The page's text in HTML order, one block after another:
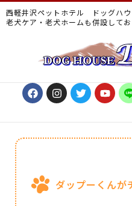
西軽井沢ペットホテル ドッグハ
老犬ケア・老犬ホームも併設してお
ダップーくんが